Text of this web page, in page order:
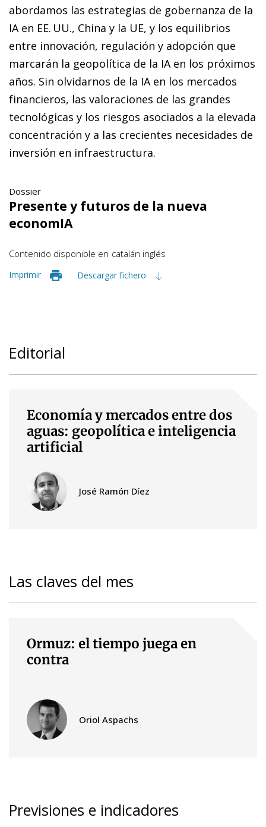
abordamos las estrategias de gobernanza de la
IA en EE. UU., China y la UE, y los equilibrios
entre innovación, regulación y adopción que
marcarán la geopolítica de la IA en los próximos
años. Sin olvidarnos de la IA en los mercados
financieros, las valoraciones de las grandes
tecnológicas y los riesgos asociados a la elevada
concentración y a las crecientes necesidades de
inversión en infraestructura.
Dossier
Presente y futuros de la nueva
economIA
Contenido disponible en catalán inglés
Imprimir Descargar fichero
Editorial
Economía y mercados entre dos
aguas: geopolítica e inteligencia
artificial
José Ramón Díez
Las claves del mes
Ormuz: el tiempo juega en
contra
Oriol Aspachs
Previsiones e indicadores